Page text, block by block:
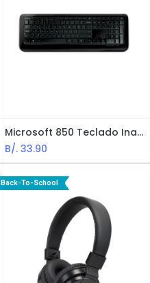
Microsoft 850 Teclado Inalámbrico Estándar, USB, Español
B/.33.90
Back-To-School